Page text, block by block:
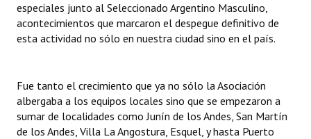
especiales junto al Seleccionado Argentino Masculino,
acontecimientos que marcaron el despegue definitivo de
esta actividad no sólo en nuestra ciudad sino en el país.
Fue tanto el crecimiento que ya no sólo la Asociación
albergaba a los equipos locales sino que se empezaron a
sumar de localidades como Junín de los Andes, San Martín
de los Andes, Villa La Angostura, Esquel, y hasta Puerto